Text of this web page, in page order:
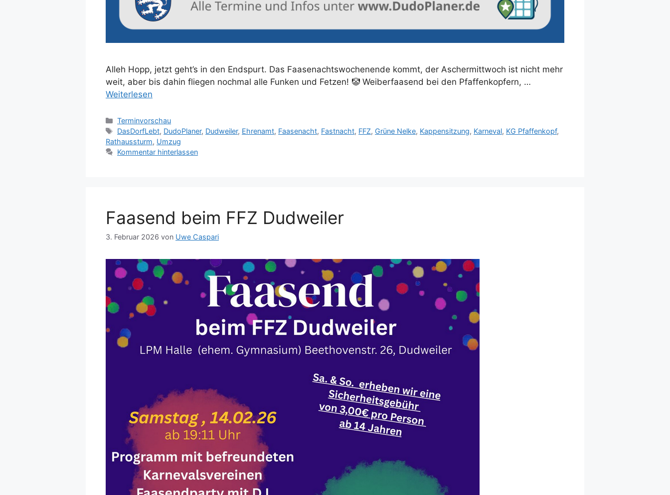
Alleh Hopp, jetzt geht’s in den Endspurt. Das Faasenachtswochenende kommt, der Aschermittwoch ist nicht mehr
weit, aber bis dahin fliegen nochmal alle Funken und Fetzen! 🤡 Weiberfaasend bei den Pfaffenkopfern, …
Weiterlesen
Kategorien
Terminvorschau
Schlagwörter
DasDorfLebt, DudoPlaner, Dudweiler, Ehrenamt, Faasenacht, Fastnacht, FFZ, Grüne Nelke, Kappensitzung, Karneval, KG Pfaffenkopf,
Rathaussturm, Umzug
Kommentar hinterlassen
Faasend beim FFZ Dudweiler
3. Februar 2026 von Uwe Caspari